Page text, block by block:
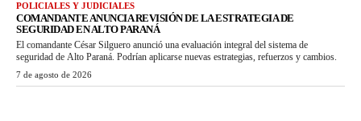
POLICIALES Y JUDICIALES
COMANDANTE ANUNCIA REVISIÓN DE LA ESTRATEGIA DE
SEGURIDAD EN ALTO PARANÁ
El comandante César Silguero anunció una evaluación integral del sistema de
seguridad de Alto Paraná. Podrían aplicarse nuevas estrategias, refuerzos y cambios.
7 de agosto de 2026